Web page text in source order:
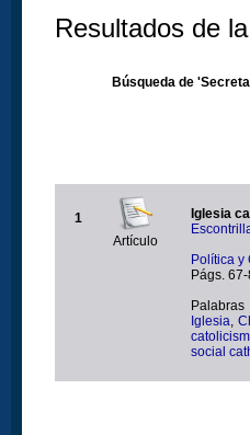
Resultados de
Búsqueda de
1
Artículo
Iglesia
Política y
Págs. 67-
Iglesia
social